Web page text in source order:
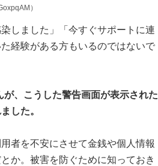
）
しました」「今すぐサポートに連
経験がある方もいるのではないで
、こうした警告画面が表示された
した。
者を不安にさせて金銭や個人情報
か。被害を防ぐために知っておき